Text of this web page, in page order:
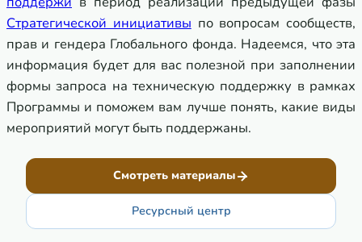
Стратегической инициативы по вопросам сообществ,
прав и гендера Глобального фонда. Надеемся, что эта
информация будет для вас полезной при заполнении
формы запроса на техническую поддержку в рамках
Программы и поможем вам лучше понять, какие виды
мероприятий могут быть поддержаны.
Смотреть материалы
Ресурсный центр